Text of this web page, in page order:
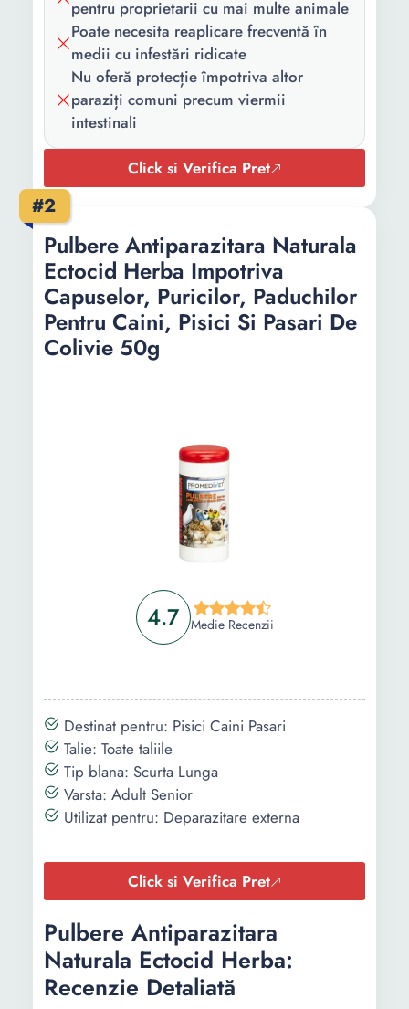
pentru proprietarii cu mai multe animale
Poate necesita reaplicare frecventă în
medii cu infestări ridicate
Nu oferă protecție împotriva altor
paraziți comuni precum viermii
intestinali
Click si Verifica Pret
#2
4.7 Medie Recenzii
Pulbere Antiparazitara Naturala
Ectocid Herba Impotriva
Capuselor, Puricilor, Paduchilor
Pentru Caini, Pisici Si Pasari De
Colivie 50g
Destinat pentru: Pisici Caini Pasari
Talie: Toate taliile
Tip blana: Scurta Lunga
Varsta: Adult Senior
Utilizat pentru: Deparazitare externa
Click si Verifica Pret
Pulbere Antiparazitara
Naturala Ectocid Herba:
Recenzie Detaliată